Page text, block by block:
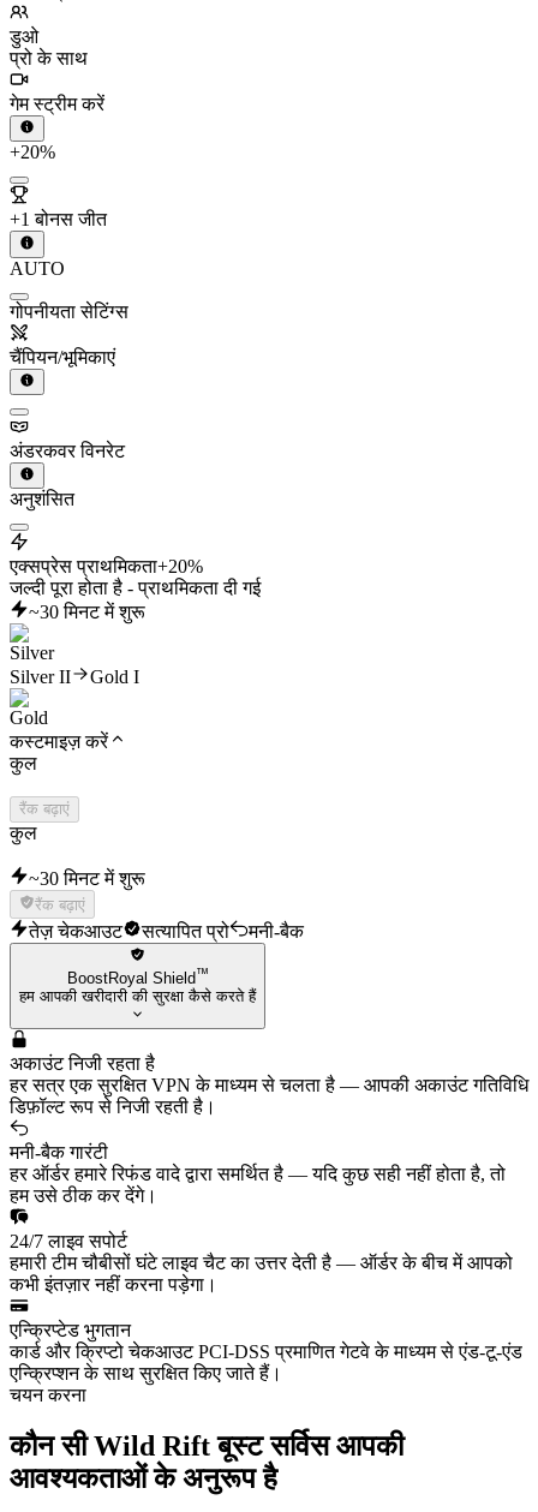
डुओ
प्रो के साथ
गेम स्ट्रीम करें
+20%
+1 बोनस जीत
AUTO
गोपनीयता सेटिंग्स
चैंपियन/भूमिकाएं
अंडरकवर विनरेट
अनुशंसित
एक्सप्रेस प्राथमिकता+20%
जल्दी पूरा होता है - प्राथमिकता दी गई
~30 मिनट में शुरू
Silver II Gold I
कस्टमाइज़ करें
कुल
रैंक बढ़ाएं
कुल
~30 मिनट में शुरू
रैंक बढ़ाएं
तेज़ चेकआउट सत्यापित प्रो मनी-बैक
BoostRoyal Shield™
हम आपकी खरीदारी की सुरक्षा कैसे करते हैं
अकाउंट निजी रहता है
हर सत्र एक सुरक्षित VPN के माध्यम से चलता है — आपकी अकाउंट गतिविधि
डिफ़ॉल्ट रूप से निजी रहती है।
मनी-बैक गारंटी
हर ऑर्डर हमारे रिफंड वादे द्वारा समर्थित है — यदि कुछ सही नहीं होता है, तो
हम उसे ठीक कर देंगे।
24/7 लाइव सपोर्ट
हमारी टीम चौबीसों घंटे लाइव चैट का उत्तर देती है — ऑर्डर के बीच में आपको
कभी इंतज़ार नहीं करना पड़ेगा।
एन्क्रिप्टेड भुगतान
कार्ड और क्रिप्टो चेकआउट PCI-DSS प्रमाणित गेटवे के माध्यम से एंड-टू-एंड
एन्क्रिप्शन के साथ सुरक्षित किए जाते हैं।
चयन करना
कौन सी Wild Rift बूस्ट सर्विस आपकी
आवश्यकताओं के अनुरूप है